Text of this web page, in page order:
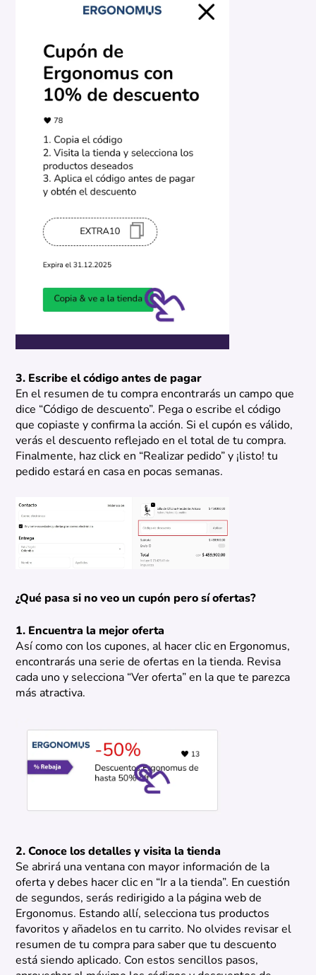
3. Escribe el código antes de pagar
En el resumen de tu compra encontrarás un campo que
dice “Código de descuento”. Pega o escribe el código
que copiaste y confirma la acción. Si el cupón es válido,
verás el descuento reflejado en el total de tu compra.
Finalmente, haz click en “Realizar pedido” y ¡listo! tu
pedido estará en casa en pocas semanas.
¿Qué pasa si no veo un cupón pero sí ofertas?
1. Encuentra la mejor oferta
Así como con los cupones, al hacer clic en Ergonomus,
encontrarás una serie de ofertas en la tienda. Revisa
cada uno y selecciona “Ver oferta” en la que te parezca
más atractiva.
2. Conoce los detalles y visita la tienda
Se abrirá una ventana con mayor información de la
oferta y debes hacer clic en “Ir a la tienda”. En cuestión
de segundos, serás redirigido a la página web de
Ergonomus. Estando allí, selecciona tus productos
favoritos y añadelos en tu carrito. No olvides revisar el
resumen de tu compra para saber que tu descuento
está siendo aplicado. Con estos sencillos pasos,